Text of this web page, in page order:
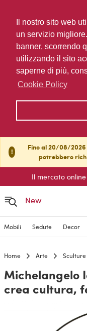
Il nostro sito web
un servizio
banner, scorrendo
utilizzando il sito
saperne di più,
Cookie Policy
!
Fino al 20/08/2026
potrebbero
Il mercato
New
Mobili Sedute Decor
Home Arte Sculture
Michelangelo
crea cultura,